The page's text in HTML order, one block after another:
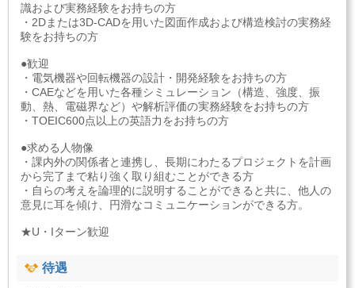
識および実務経験をお持ちの方
・2Dまたは3D-CADを用いた図面作成および構造検討の実務経
験をお持ちの方
●歓迎
・電気機器や回転機器の設計・開発経験をお持ちの方
・CAEなどを用いた各種シミュレーション（構造、強度、振
動、熱、電磁界など）や解析評価の実務経験をお持ちの方
・TOEIC600点以上の英語力をお持ちの方
●求める人物像
・課内外の関係者と連携し、長期にわたるプロジェクトを計画
から完了まで粘り強く取り組むことができる方
・自らの考えを論理的に説明することができると共に、他人の
意見に耳を傾け、円滑なコミュニケーションができる方。
★U・Iターン歓迎
待遇